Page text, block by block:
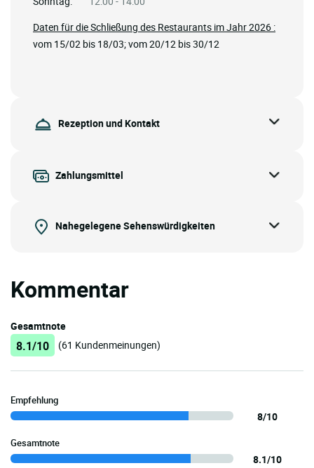
Daten für die Schließung des Restaurants im Jahr 2026 :
vom 15/02 bis 18/03; vom 20/12 bis 30/12
Rezeption und Kontakt
Zahlungsmittel
Nahegelegene Sehenswürdigkeiten
Kommentar
Gesamtnote
8.1/10 (61 Kundenmeinungen)
Empfehlung
8/10
Gesamtnote
8.1/10